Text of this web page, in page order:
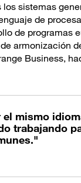
sistemas
de
de programas
armonización
Business,
mismo
trabajando